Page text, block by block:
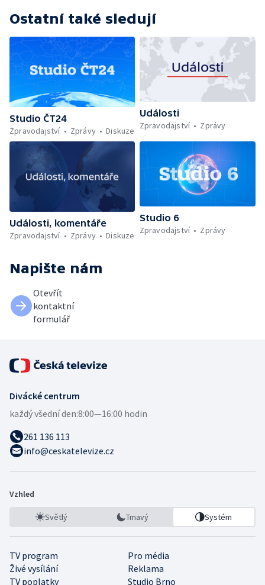
Ostatní také sledují
Studio ČT24
Zpravodajství
Zprávy Diskuze
Události
Zpravodajství
Zprávy
Události, komentáře
Zpravodajství
Zprávy Diskuze
Studio 6
Zpravodajství
Zprávy
Napište nám
Otevřít
kontaktní
formulář
Divácké centrum
každý všední den:8:00—16:00 hodin
261 136 113
info@ceskatelevize.cz
Vzhled
Světlý Tmavý Systém
TV program
Pro média
Živé vysílání
Reklama
TV poplatky
Studio Brno